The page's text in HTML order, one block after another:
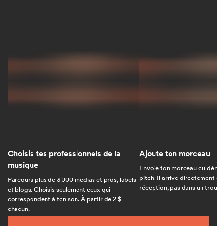
Choisis tes professionnels de la
musique
Parcours plus de 3 000 médias et pros, labels
et blogs. Choisis seulement ceux qui
correspondent à ton son. À partir de 2 $
chacun.
Ajoute ton morceau
Envoie ton morceau ou
pitch. Il arrive directement
réception, pas dans un